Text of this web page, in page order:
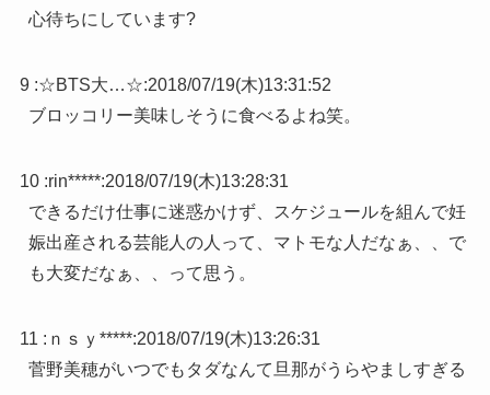
心待ちにしています?
9 :☆BTS大…☆:2018/07/19(木)13:31:52
ブロッコリー美味しそうに食べるよね笑。
10 :rin*****:2018/07/19(木)13:28:31
できるだけ仕事に迷惑かけず、スケジュールを組んで妊
娠出産される芸能人の人って、マトモな人だなぁ、、で
も大変だなぁ、、って思う。
11 : ｎｓｙ*****:2018/07/19(木)13:26:31
菅野美穂がいつでもタダなんて旦那がうらやましすぎる